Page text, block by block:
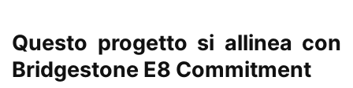
Questo progetto si allinea con
Bridgestone E8 Commitment